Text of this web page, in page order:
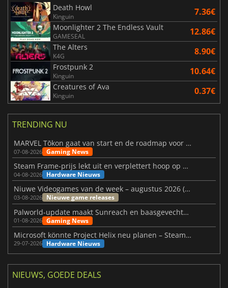
Death Howl
Kinguin 7.36€
Moonlighter 2 The Endless Vault
GAMESEAL 12.86€
The Alters
K4G 8.90€
Frostpunk 2
Kinguin 10.64€
Creatures of Ava
Kinguin 0.37€
TRENDING NU
MARVEL Tōkon gaat van start en de roadmap voor jaar 1 is bekendgemaakt
07-08-2026 Gaming News
Steam Frame-prijs lekt uit en verplettert hoop op betaalbare VR
04-08-2026 Hardware Nieuws
Niuwe Videogames van de week – augustus 2026 (week 32)
03-08-2026 Nieuwe game releases
Palworld-update maakt Sunreach en baasgevechten stabieler
01-08-2026 Gaming News
Microsoft könnte Project Helix neu planen – Steam-Support wackelt
29-07-2026 Hardware Nieuws
NIEUWS, GOEDE DEALS